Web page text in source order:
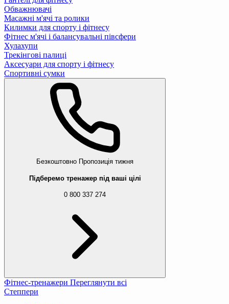
Обважнювачі
Масажні м'ячі та ролики
Килимки для спорту і фітнесу
Фітнес м'ячі і балансувальні півсфери
Хулахупи
Трекінгові палиці
Аксесуари для спорту і фітнесу
Спортивні сумки
Безкоштовно Пропозиція тижня
Підберемо тренажер під ваші цілі
0 800 337 274
Фітнес-тренажери Переглянути всі
Степпери